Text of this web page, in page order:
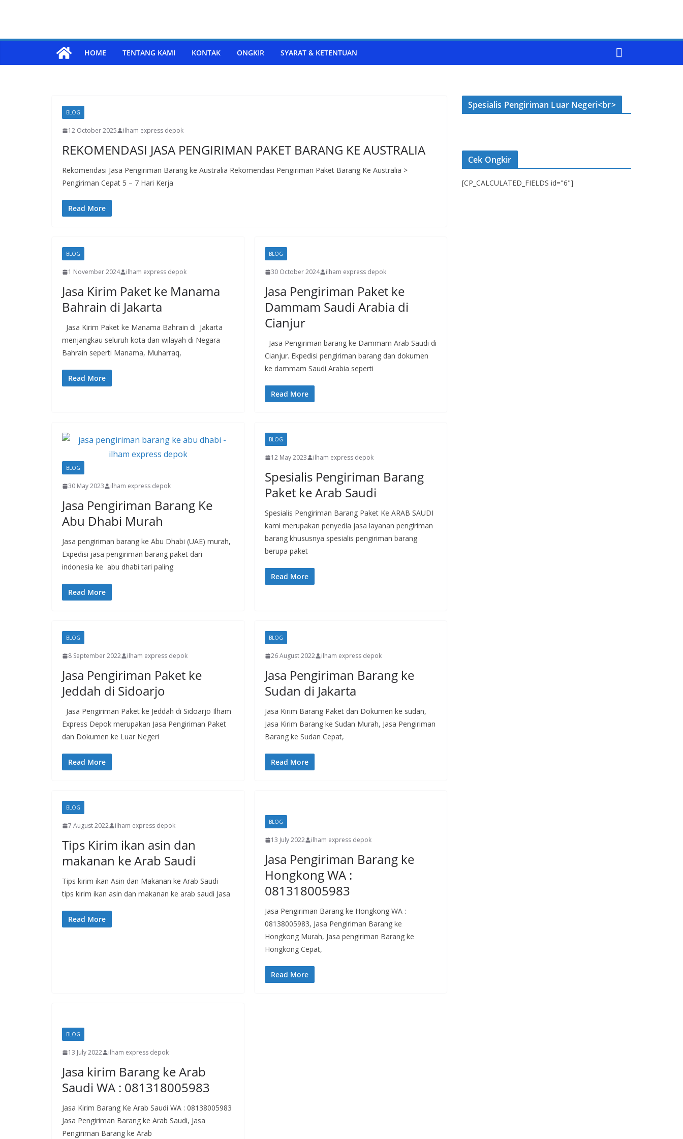
HOME TENTANG KAMI KONTAK ONGKIR SYARAT & KETENTUAN
BLOG
12 October 2025 ilham express depok
REKOMENDASI JASA PENGIRIMAN PAKET BARANG KE AUSTRALIA
Rekomendasi Jasa Pengiriman Barang ke Australia Rekomendasi Pengiriman Paket Barang Ke Australia >
Pengiriman Cepat 5 – 7 Hari Kerja
Read More
BLOG
1 November 2024 ilham express depok
Jasa Kirim Paket ke Manama
Bahrain di Jakarta
Jasa Kirim Paket ke Manama Bahrain di Jakarta
menjangkau seluruh kota dan wilayah di Negara
Bahrain seperti Manama, Muharraq,
Read More
BLOG
30 October 2024 ilham express depok
Jasa Pengiriman Paket ke
Dammam Saudi Arabia di
Cianjur
Jasa Pengiriman barang ke Dammam Arab Saudi di
Cianjur. Ekpedisi pengiriman barang dan dokumen
ke dammam Saudi Arabia seperti
Read More
BLOG
30 May 2023 ilham express depok
Jasa Pengiriman Barang Ke
Abu Dhabi Murah
Jasa pengiriman barang ke Abu Dhabi (UAE) murah,
Expedisi jasa pengiriman barang paket dari
indonesia ke abu dhabi tari paling
Read More
BLOG
12 May 2023 ilham express depok
Spesialis Pengiriman Barang
Paket ke Arab Saudi
Spesialis Pengiriman Barang Paket Ke ARAB SAUDI
kami merupakan penyedia jasa layanan pengiriman
barang khususnya spesialis pengiriman barang
berupa paket
Read More
BLOG
8 September 2022 ilham express depok
Jasa Pengiriman Paket ke
Jeddah di Sidoarjo
Jasa Pengiriman Paket ke Jeddah di Sidoarjo Ilham
Express Depok merupakan Jasa Pengiriman Paket
dan Dokumen ke Luar Negeri
Read More
BLOG
26 August 2022 ilham express depok
Jasa Pengiriman Barang ke
Sudan di Jakarta
Jasa Kirim Barang Paket dan Dokumen ke sudan,
Jasa Kirim Barang ke Sudan Murah, Jasa Pengiriman
Barang ke Sudan Cepat,
Read More
BLOG
7 August 2022 ilham express depok
Tips Kirim ikan asin dan
makanan ke Arab Saudi
Tips kirim ikan Asin dan Makanan ke Arab Saudi
tips kirim ikan asin dan makanan ke arab saudi Jasa
Read More
BLOG
13 July 2022 ilham express depok
Jasa Pengiriman Barang ke
Hongkong WA :
081318005983
Jasa Pengiriman Barang ke Hongkong WA :
08138005983, Jasa Pengiriman Barang ke
Hongkong Murah, Jasa pengiriman Barang ke
Hongkong Cepat,
Read More
BLOG
13 July 2022 ilham express depok
Jasa kirim Barang ke Arab
Saudi WA : 081318005983
Jasa Kirim Barang Ke Arab Saudi WA : 08138005983
Jasa Pengiriman Barang ke Arab Saudi, Jasa
Pengiriman Barang ke Arab
Spesialis Pengiriman Luar Negeri<br>
Cek Ongkir
[CP_CALCULATED_FIELDS id="6"]